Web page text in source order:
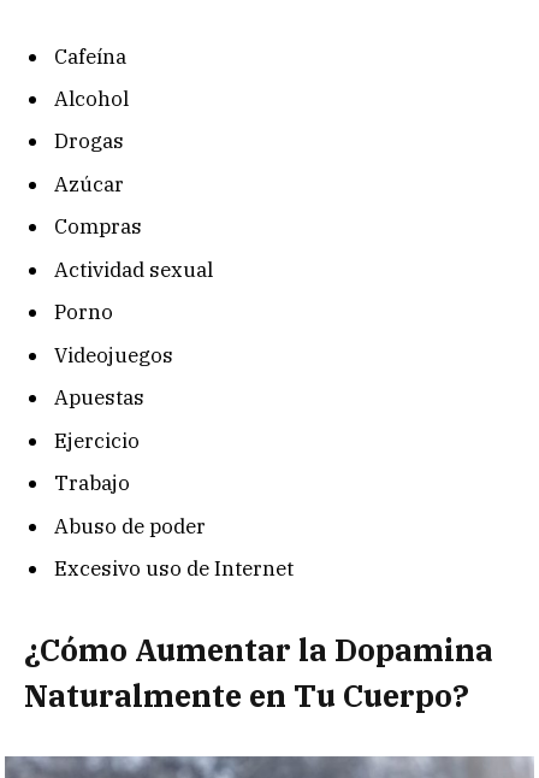
Cafeína
Alcohol
Drogas
Azúcar
Compras
Actividad sexual
Porno
Videojuegos
Apuestas
Ejercicio
Trabajo
Abuso de poder
Excesivo uso de Internet
¿Cómo Aumentar la Dopamina
Naturalmente en Tu Cuerpo?